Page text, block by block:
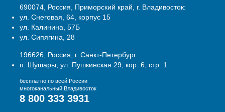
690074, Россия, Приморский край, г. Владивосток:
ул. Снеговая, 64, корпус 15
ул. Калинина, 57Б
ул. Сипягина, 28
196626, Россия, г. Санкт-Петербург:
п. Шушары, ул. Пушкинская 29, кор. 6, стр. 1
бесплатно по всей России
многоканальный Владивосток
8 800 333 3931